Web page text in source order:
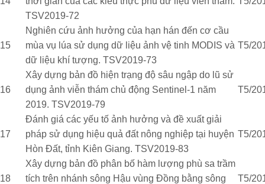
TSV2019-72
15
Nghiên cứu ảnh hưởng của hạn hán đến cơ cầu
mùa vụ lúa sử dụng dữ liệu ảnh vệ tinh MODIS và
dữ liệu khí tượng. TSV2019-73
T5/
16
Xây dựng bản đồ hiện trạng độ sâu ngập do lũ sử
dụng ảnh viễn thám chủ động Sentinel-1 năm
2019. TSV2019-79
T5/
17
Đánh giá các yếu tố ảnh hưởng và đề xuất giải
pháp sử dụng hiệu quả đất nông nghiệp tại huyện
Hòn Đất, tỉnh Kiên Giang. TSV2019-83
T5/
18
Xây dựng bản đồ phân bố hàm lượng phù sa trầm
tích trên nhánh sông Hậu vùng Đồng bằng sông
T5/